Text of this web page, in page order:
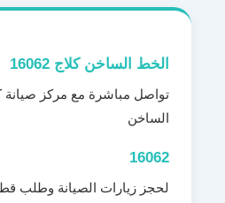
الخط الساخن كلاج 16062
تواصل مباشرة مع مركز صيانة
الساخن
16062
لحجز زيارات الصيانة وطلب